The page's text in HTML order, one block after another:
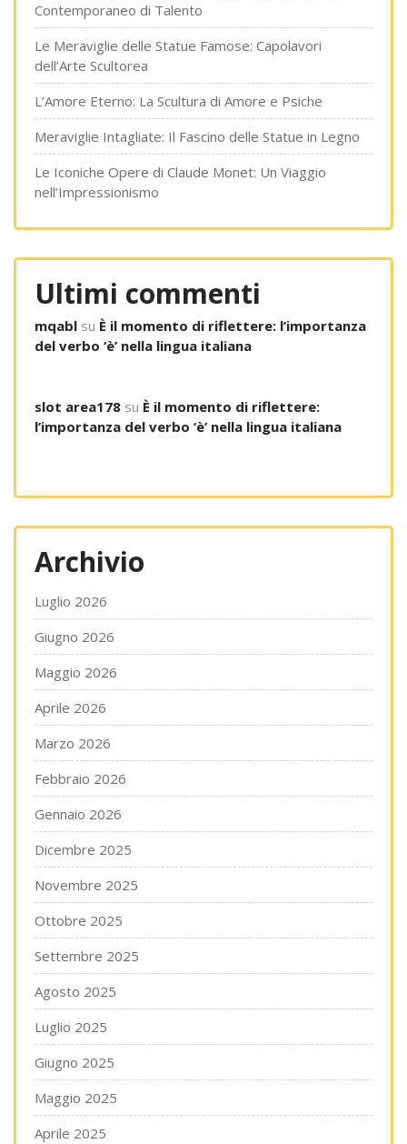
Contemporaneo di Talento
Le Meraviglie delle Statue Famose: Capolavori
dell’Arte Scultorea
L’Amore Eterno: La Scultura di Amore e Psiche
Meraviglie Intagliate: Il Fascino delle Statue in Legno
Le Iconiche Opere di Claude Monet: Un Viaggio
nell’Impressionismo
Ultimi commenti
mqabl su È il momento di riflettere: l’importanza
del verbo ‘è’ nella lingua italiana
slot area178 su È il momento di riflettere:
l’importanza del verbo ‘è’ nella lingua italiana
Archivio
Luglio 2026
Giugno 2026
Maggio 2026
Aprile 2026
Marzo 2026
Febbraio 2026
Gennaio 2026
Dicembre 2025
Novembre 2025
Ottobre 2025
Settembre 2025
Agosto 2025
Luglio 2025
Giugno 2025
Maggio 2025
Aprile 2025